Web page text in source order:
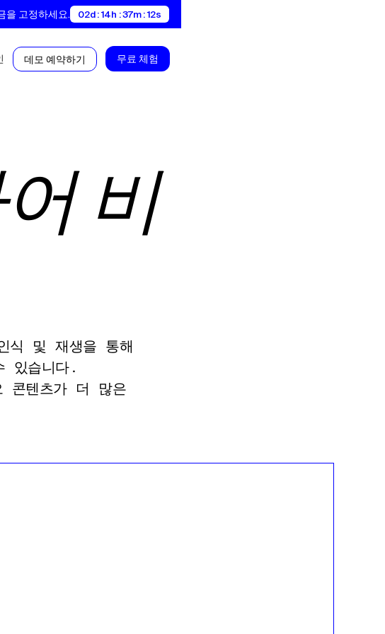
을 고정하세요. 02d : 14h : 37m : 12s
데모 예약하기 무료 체험
비
식 및 재생을 통해
있습니다.
콘텐츠가 더 많은